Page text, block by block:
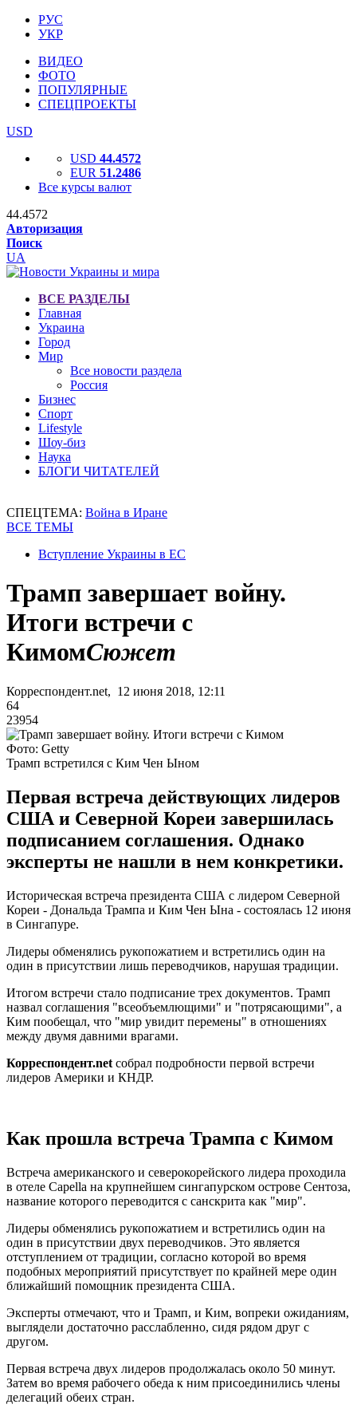
РУС
УКР
ВИДЕО
ФОТО
ПОПУЛЯРНЫЕ
СПЕЦПРОЕКТЫ
USD
USD 44.4572
EUR 51.2486
Все курсы валют
44.4572
Авторизация
Поиск
UA
ВСЕ РАЗДЕЛЫ
Главная
Украина
Город
Мир
Все новости раздела
Россия
Бизнес
Спорт
Lifestyle
Шоу-биз
Наука
БЛОГИ ЧИТАТЕЛЕЙ
СПЕЦТЕМА: Война в Иране
ВСЕ ТЕМЫ
Вступление Украины в ЕС
Трамп завершает войну.
Итоги встречи с
КимомСюжет
Корреспондент.net, 12 июня 2018, 12:11
64
23954
Фото: Getty
Трамп встретился с Ким Чен Ыном
Первая встреча действующих лидеров
США и Северной Кореи завершилась
подписанием соглашения. Однако
эксперты не нашли в нем конкретики.
Историческая встреча президента США с лидером Северной
Кореи - Дональда Трампа и Ким Чен Ына - состоялась 12 июня
в Сингапуре.
Лидеры обменялись рукопожатием и встретились один на
один в присутствии лишь переводчиков, нарушая традиции.
Итогом встречи стало подписание трех документов. Трамп
назвал соглашения "всеобъемлющими" и "потрясающими", а
Ким пообещал, что "мир увидит перемены" в отношениях
между двумя давними врагами.
Корреспондент.net собрал подробности первой встречи
лидеров Америки и КНДР.
Как прошла встреча Трампа с Кимом
Встреча американского и северокорейского лидера проходила
в отеле Capella на крупнейшем сингапурском острове Сентоза,
название которого переводится с санскрита как "мир".
Лидеры обменялись рукопожатием и встретились один на
один в присутствии двух переводчиков. Это является
отступлением от традиции, согласно которой во время
подобных мероприятий присутствует по крайней мере один
ближайший помощник президента США.
Эксперты отмечают, что и Трамп, и Ким, вопреки ожиданиям,
выглядели достаточно расслабленно, сидя рядом друг с
другом.
Первая встреча двух лидеров продолжалась около 50 минут.
Затем во время рабочего обеда к ним присоединились члены
делегаций обеих стран.